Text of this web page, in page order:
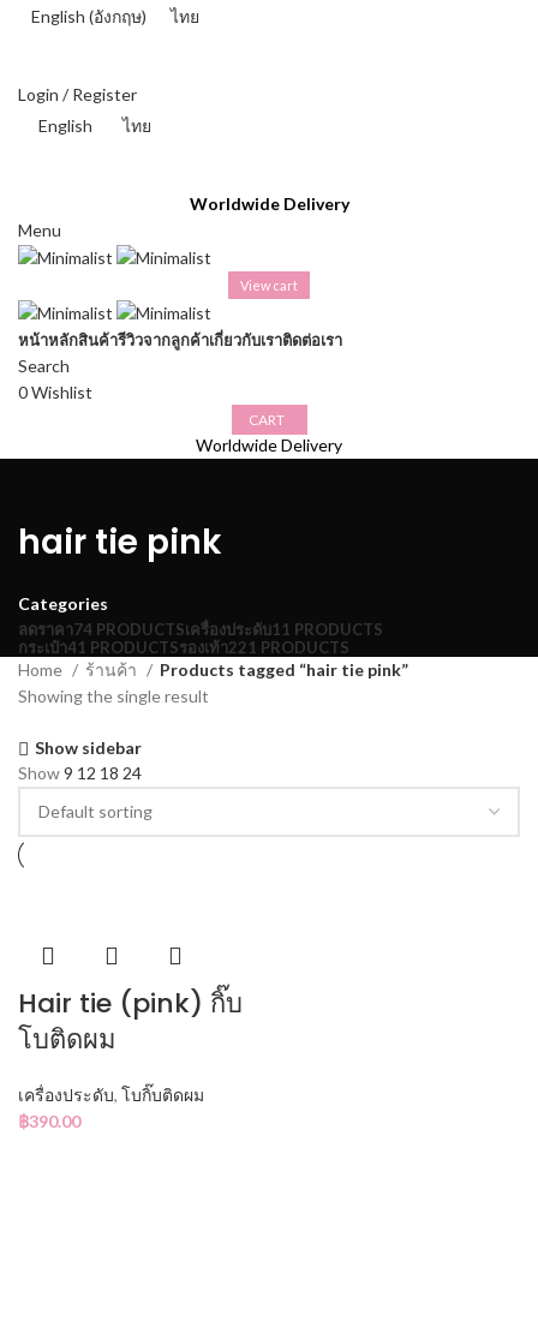
English (อังกฤษ) ไทย
Login / Register
English
ไทย
Worldwide Delivery
Menu
View cart
หน้าหลักสินค้ารีวิวจากลูกค้าเกี่ยวกับเราติดต่อเรา
Search
0Wishlist
CART
Worldwide Delivery
hair tie pink
Categories
ลดราคา74 PRODUCTSเครื่องประดับ11 PRODUCTS
กระเป๋า41 PRODUCTSรองเท้า221 PRODUCTS
Home ร้านค้า
Products tagged “hair tie pink”
Showing the single result
Show sidebar
Show9 12 18 24
Hair tie (pink) กิ๊บ
โบติดผม
เครื่องประดับ, โบกิ๊บติดผม
฿390.00